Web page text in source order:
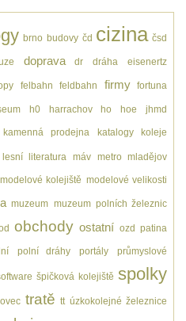
brno budovy čd cizina čsd
doprava dr dráha eisenertz
felbahn feldbahn firmy fortuna
h0 harrachov ho hoe jhmd
kamenná prodejna katalogy koleje
lesní literatura máv metro mladějov
modelové kolejiště modelové velikosti
muzeum muzeum polních železnic
obchody ostatní ozd patina
polní dráhy portály průmyslové
špičková kolejiště spolky
tratě tt úzkokolejné železnice